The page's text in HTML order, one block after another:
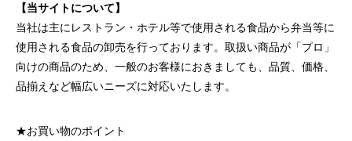
【当サイトについて】
当社は主にレストラン・ホテル等で使用される食品から弁当等に
使用される食品の卸売を行っております。取扱い商品が「プロ」
向けの商品のため、一般のお客様におきましても、品質、価格、
品揃えなど幅広いニーズに対応いたします。
★お買い物のポイント